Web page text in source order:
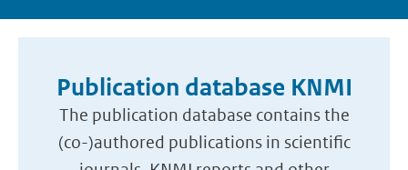
Publication database KNMI
The publication database contains the
(co-)authored publications in scientific